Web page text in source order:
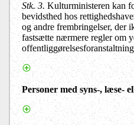
Stk. 3. Kulturministeren kan
bevidsthed hos
og andre frembringelser, der
fastsætte nærmere regler om
Personer med syns-, læse-